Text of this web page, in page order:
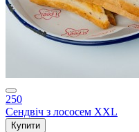
250
Сендвіч з лососем XXL
Купити